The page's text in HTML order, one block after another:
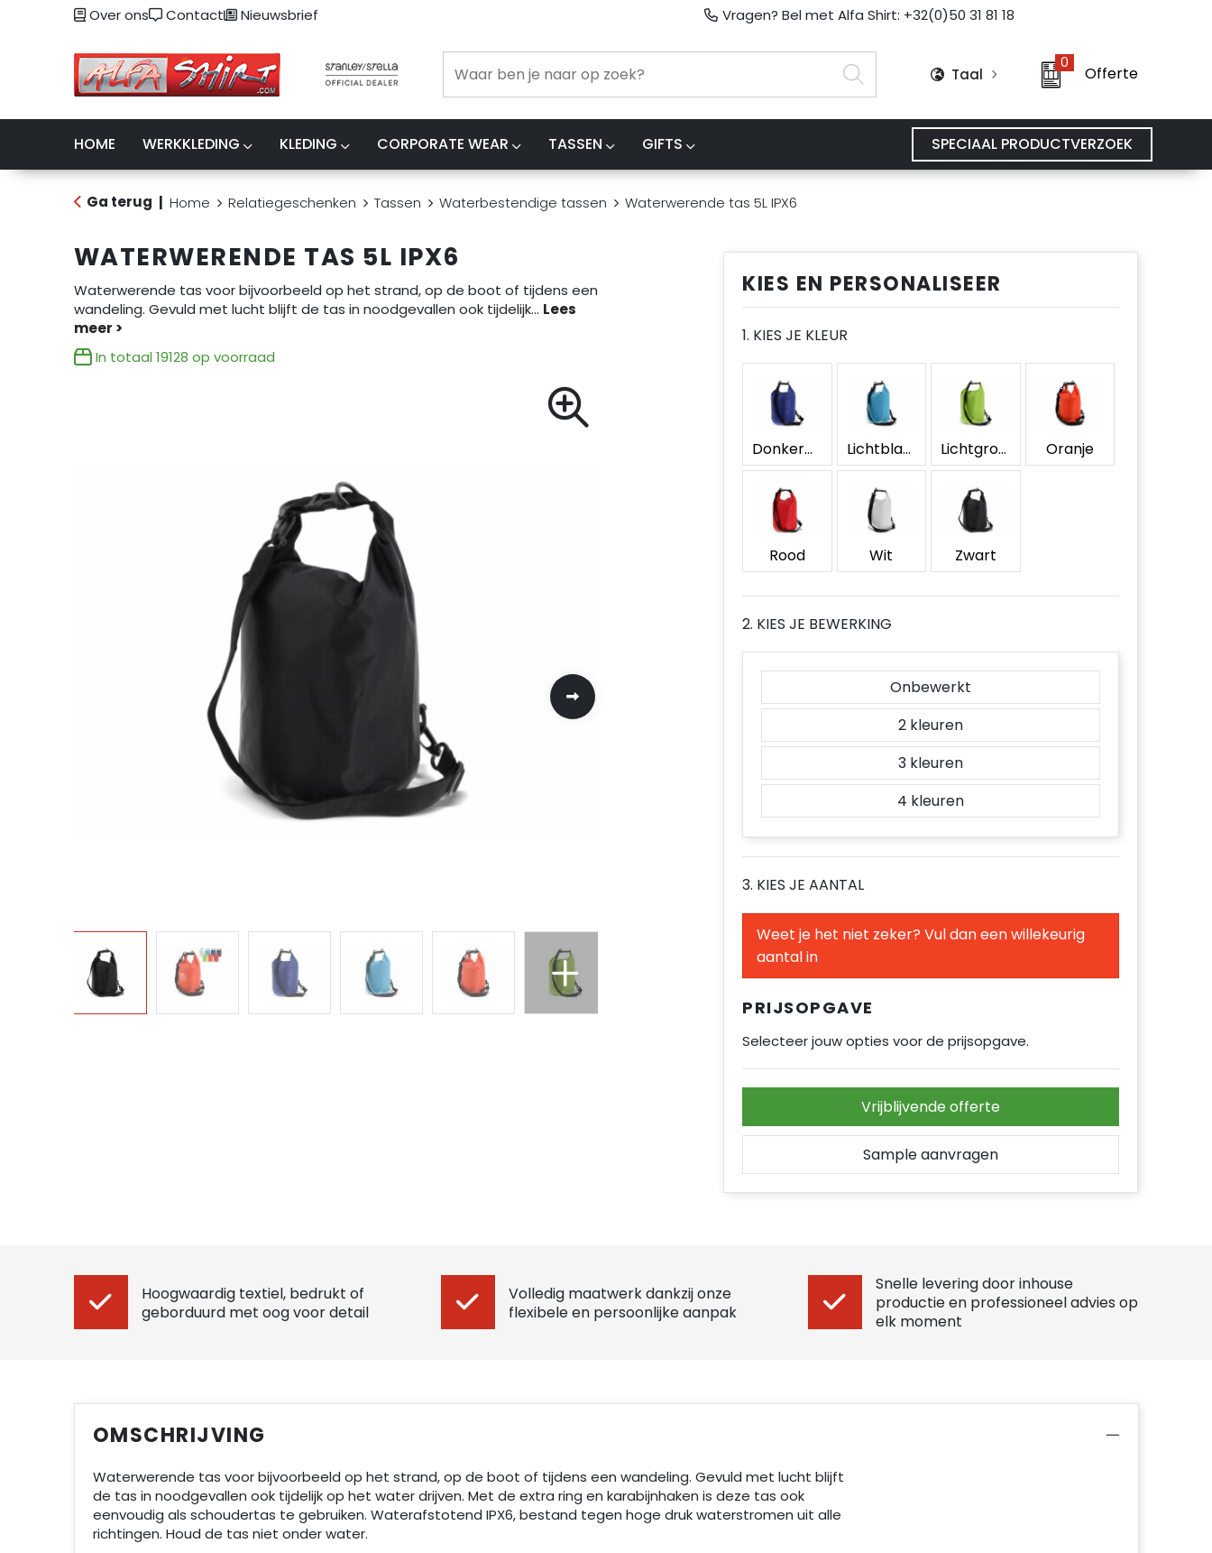
Over ons Contact Nieuwsbrief Vragen? Bel met Alfa Shirt: +32(0)50 31 81 18
Taal
0
Offerte
HOME WERKKLEDING KLEDING CORPORATE WEAR TASSEN GIFTS SPECIAAL PRODUCTVERZOEK
Ga terug Home Relatiegeschenken Tassen Waterbestendige tassen Waterwerende tas 5L IPX6
WATERWERENDE TAS 5L IPX6
Waterwerende tas voor bijvoorbeeld op het strand, op de boot of tijdens een
wandeling. Gevuld met lucht blijft de tas in noodgevallen ook tijdelijk...
In totaal 19128 op voorraad
KIES EN PERSONALISEER
1. KIES JE KLEUR
Donkerblauw Lichtblauw Lichtgroen Oranje
Rood Wit Zwart
2. KIES JE BEWERKING
Onbewerkt
2
3
4
3. KIES JE AANTAL
Weet je het niet zeker? Vul dan een willekeurig
aantal in
PRIJSOPGAVE
Selecteer jouw opties voor de prijsopgave.
Vrijblijvende offerte
Sample aanvragen
Hoogwaardig textiel, bedrukt of
geborduurd met oog voor detail
Volledig maatwerk dankzij onze
flexibele en persoonlijke aanpak
Snelle levering door inhouse
productie en professioneel advies op
elk moment
OMSCHRIJVING
Waterwerende tas voor bijvoorbeeld op het strand, op de boot of tijdens een wandeling. Gevuld met lucht blijft
de tas in noodgevallen ook tijdelijk op het water drijven. Met de extra ring en karabijnhaken is deze tas ook
eenvoudig als schoudertas te gebruiken. Waterafstotend IPX6, bestand tegen hoge druk waterstromen uit alle
richtingen. Houd de tas niet onder water.